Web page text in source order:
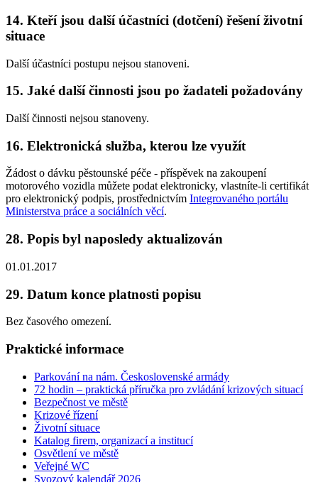
14. Kteří jsou další účastníci (dotčení) řešení životní
situace
Další účastníci postupu nejsou stanoveni.
15. Jaké další činnosti jsou po žadateli požadovány
Další činnosti nejsou stanoveny.
16. Elektronická služba, kterou lze využít
Žádost o dávku pěstounské péče - příspěvek na zakoupení
motorového vozidla můžete podat elektronicky, vlastníte-li certifikát
pro elektronický podpis, prostřednictvím Integrovaného portálu
Ministerstva práce a sociálních věcí.
28. Popis byl naposledy aktualizován
01.01.2017
29. Datum konce platnosti popisu
Bez časového omezení.
Praktické informace
Parkování na nám. Československé armády
72 hodin – praktická příručka pro zvládání krizových situací
Bezpečnost ve městě
Krizové řízení
Životní situace
Katalog firem, organizací a institucí
Osvětlení ve městě
Veřejné WC
Svozový kalendář 2026